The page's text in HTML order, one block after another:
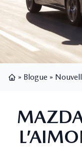
» Blogue »